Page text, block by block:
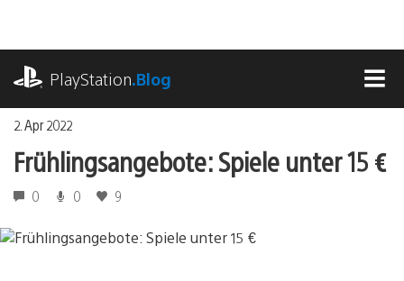
springen
PlayStation.Blog
2. Apr 2022
Frühlingsangebote: Spiele unter 15 €
0 0 9